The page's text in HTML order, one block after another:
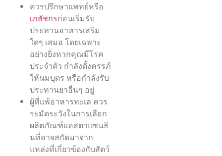
ควรปรึกษาแพทย์หรือ
เภสัชกรก่อนเริ่มรับ
ประทานอาหารเสริม
ใดๆ เสมอ โดยเฉพาะ
อย่างยิ่งหากคุณมีโรค
ประจำตัว กำลังตั้งครรภ์
ให้นมบุตร หรือกำลังรับ
ประทานยาอื่นๆ อยู่
ผู้ที่แพ้อาหารทะเล ควร
ระมัดระวังในการเลือก
ผลิตภัณฑ์แอสตาแซนธิ
นที่อาจสกัดมาจาก
แหล่งที่เกี่ยวข้องกับสัตว์